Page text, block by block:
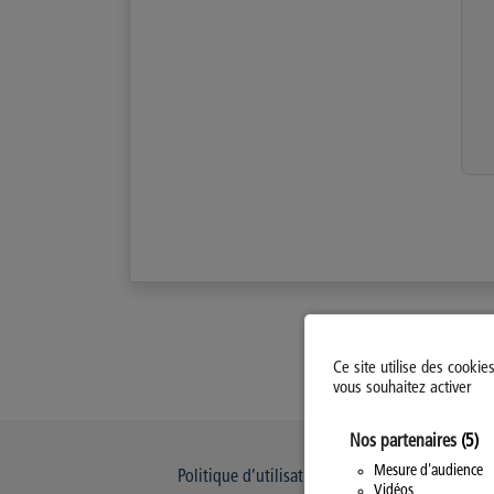
Ce site utilise des
vous souhaitez activer
Nos partenaires (5)
Mesure d'audience
Politique d’utilisation des Cookies